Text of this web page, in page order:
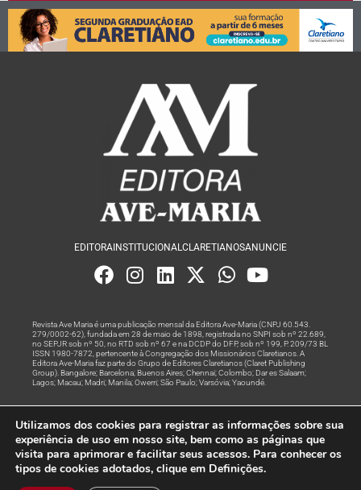
EDITORA INSTITUCIONALCLARETIANOSANUNCIE
Revista Ave Maria é uma publicação mensal da Editora Ave-Maria (CNPJ 60.543.
279/0002-62), fundada em 28 de maio de 1898, registrada no SNPI sob nº 22.689,
no SEPJR sob nº 50, no RTD sob nº 67 e na DCDP do DFP, sob nº 199, P. 209/73 BL
ISSN 1980-7872, pertencente à Congregação dos Missionários Claretianos. A
Editora Ave-Maria faz parte do Grupo de Editores Claretianos (Claret Publishing
Group). Bangalore; Barcelona; Buenos Aires; Chennai; Colombo; Dar es Salaam;
Lagos; Macau; Madri; Manila; Owerri; São Paulo; Varsóvia; Yaoundé.
Rede
© Todos os Direitos Reservados
Utilizamos dos cookies para registrar as informações sobre sua
experiência de uso em nosso site, bem como as páginas que
visita para aprimorar e facilitar seus acessos. Para conhecer os
tipos de cookies adotados, clique em Definições.